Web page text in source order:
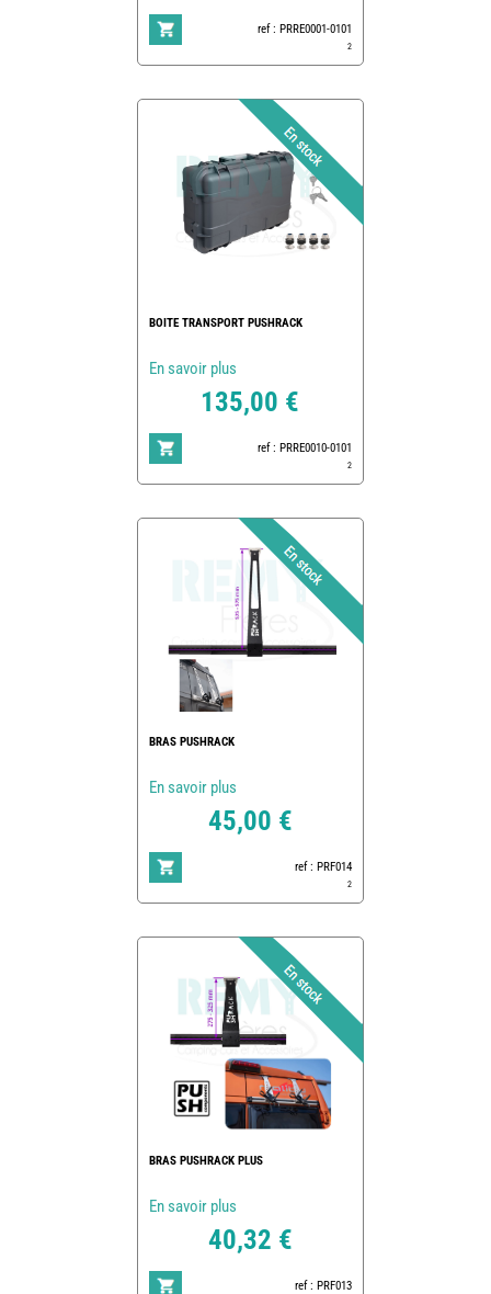
ref : PRRE0001-0101
2
BOITE TRANSPORT PUSHRACK
En savoir plus
135,00 €
ref : PRRE0010-0101
2
BRAS PUSHRACK
En savoir plus
45,00 €
ref : PRF014
2
BRAS PUSHRACK PLUS
En savoir plus
40,32 €
ref : PRF013